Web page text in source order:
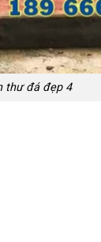
thư đá đẹp 4